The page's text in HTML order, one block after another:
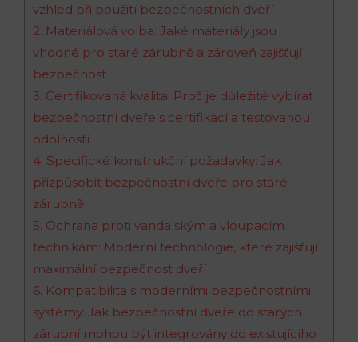
vzhled při použití bezpečnostních dveří
2. Materiálová volba: Jaké materiály jsou
vhodné pro staré zárubně a zároveň zajišťují
bezpečnost
3. Certifikovaná kvalita: Proč je důležité vybírat
bezpečnostní dveře s certifikací a testovanou
odolností
4. Specifické konstrukční požadavky: Jak
přizpůsobit bezpečnostní dveře pro staré
zárubně
5. Ochrana proti vandalským a vloupacím
technikám: Moderní technologie, které zajišťují
maximální bezpečnost dveří
6. Kompatibilita s moderními bezpečnostními
systémy: Jak bezpečnostní dveře do starých
zárubní mohou být integrovány do existujícího